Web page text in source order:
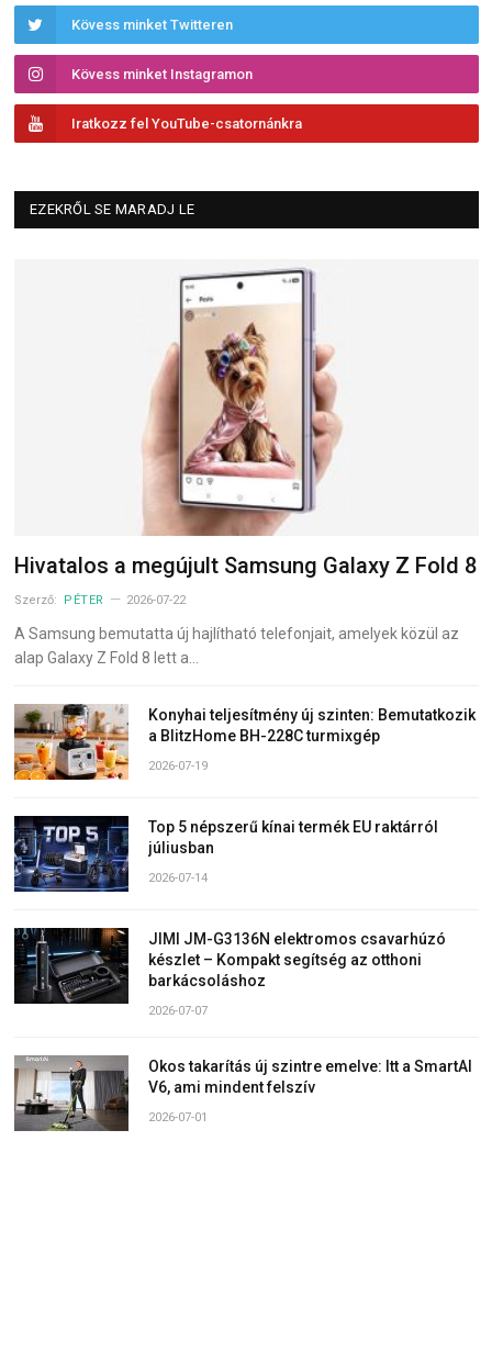
Kövess minket Twitteren
Kövess minket Instagramon
Iratkozz fel YouTube-csatornánkra
EZEKRŐL SE MARADJ LE
Hivatalos a megújult Samsung Galaxy Z Fold 8
Szerző: PÉTER 2026-07-22
A Samsung bemutatta új hajlítható telefonjait, amelyek közül az
alap Galaxy Z Fold 8 lett a…
Konyhai teljesítmény új szinten: Bemutatkozik
a BlitzHome BH-228C turmixgép
2026-07-19
Top 5 népszerű kínai termék EU raktárról
júliusban
2026-07-14
JIMI JM-G3136N elektromos csavarhúzó
készlet – Kompakt segítség az otthoni
barkácsoláshoz
2026-07-07
Okos takarítás új szintre emelve: Itt a SmartAI
V6, ami mindent felszív
2026-07-01